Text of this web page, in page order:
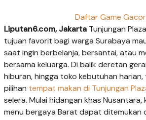
Daftar Game Gacor
Liputan6.com, Jakarta Tunjungan
tujuan favorit bagi warga Surabaya
saat ingin berbelanja, bersantai, atau
bersama keluarga. Di balik deretan
hiburan, hingga toko kebutuhan
pilihan tempat makan di Tunjungan
selera. Mulai hidangan khas Nusantara,
menu bergaya Barat dapat ditemukan